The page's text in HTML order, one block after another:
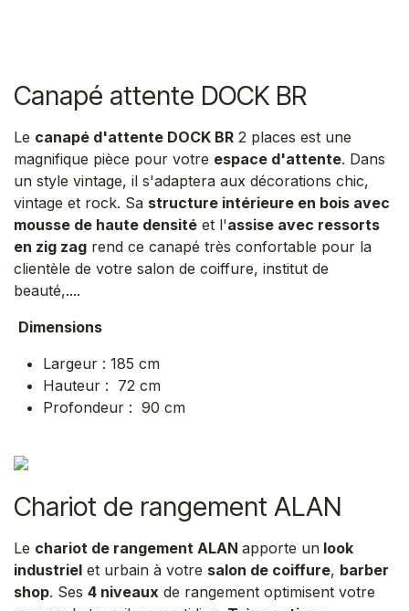
Canapé attente DOCK BR
Le canapé d'attente DOCK BR 2 places est une
magnifique pièce pour votre espace d'attente. Dans
un style vintage, il s'adaptera aux décorations chic,
vintage et rock. Sa structure intérieure en bois avec
mousse de haute densité et l'assise avec ressorts
en zig zag rend ce canapé très confortable pour la
clientèle de votre salon de coiffure, institut de
beauté,....
Dimensions
Largeur : 185 cm
Hauteur : 72 cm
Profondeur : 90 cm
Chariot de rangement ALAN
Le chariot de rangement ALAN apporte un look
industriel et urbain à votre salon de coiffure, barber
shop. Ses 4 niveaux de rangement optimisent votre